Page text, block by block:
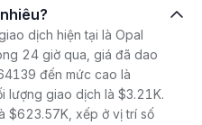
nhiêu?
dịch hiện tại là Opal
24 giờ qua, giá đã dao
đến mức cao là
lượng giao dịch là $3.21K.
$623.57K, xếp ở vị trí số